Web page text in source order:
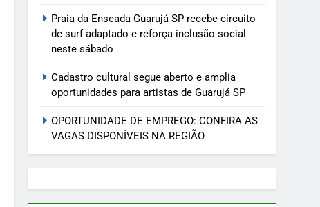
Praia da Enseada Guarujá SP recebe circuito
de surf adaptado e reforça inclusão social
neste sábado
Cadastro cultural segue aberto e amplia
oportunidades para artistas de Guarujá SP
OPORTUNIDADE DE EMPREGO: CONFIRA AS
VAGAS DISPONÍVEIS NA REGIÃO